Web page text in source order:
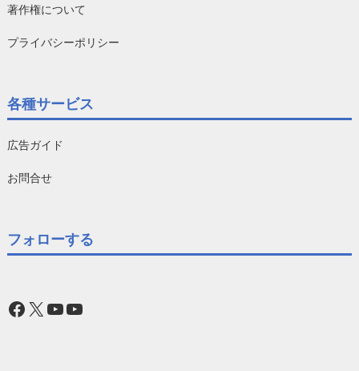
著作権について
プライバシーポリシー
各種サービス
広告ガイド
お問合せ
フォローする
Facebook
X YouTube
YouTube